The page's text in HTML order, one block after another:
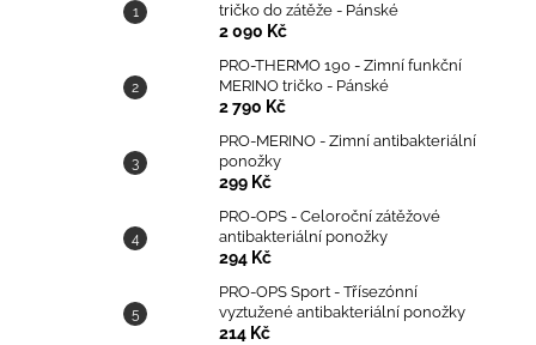
tričko do zátěže - Pánské
2 090 Kč
PRO-THERMO 190 - Zimní funkční
MERINO tričko - Pánské
2 790 Kč
PRO-MERINO - Zimní antibakteriální
ponožky
299 Kč
PRO-OPS - Celoroční zátěžové
antibakteriální ponožky
294 Kč
PRO-OPS Sport - Třísezónní
vyztužené antibakteriální ponožky
214 Kč